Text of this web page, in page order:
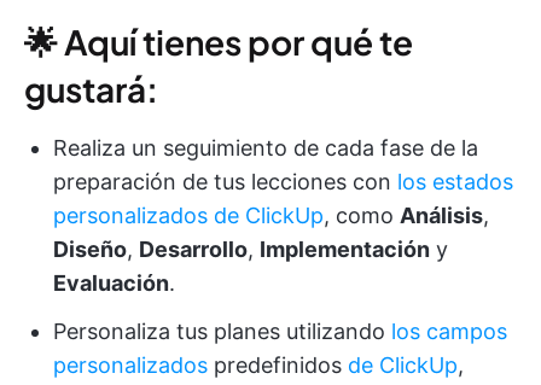
🌟 Aquí tienes por qué te
gustará:
Realiza un seguimiento de cada fase de la
preparación de tus lecciones con los estados
personalizados de ClickUp, como Análisis,
Diseño, Desarrollo, Implementación y
Evaluación.
Personaliza tus planes utilizando los campos
personalizados predefinidos de ClickUp,